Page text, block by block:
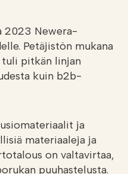
2023 Newera-
Petäjistön mukana
pitkän linjan
kuin b2b-
ja
materiaaleja ja
on valtavirtaa,
puuhastelusta.